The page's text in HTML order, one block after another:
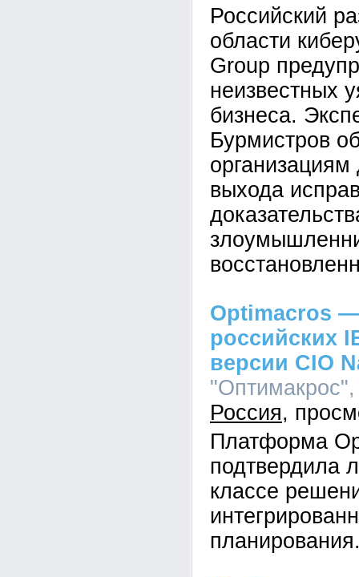
Российский
области
Group
неизвестных
бизнеса.
Бурмистров
организациям
выхода
Optimacros —
российских
версии CIO
Россия
Платформа
подтвердила
классе